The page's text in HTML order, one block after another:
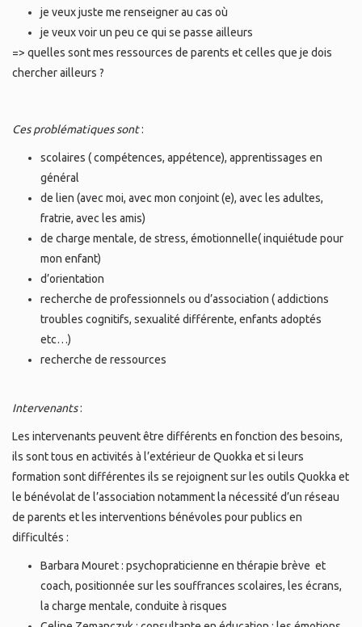
je veux juste me renseigner au cas où
je veux voir un peu ce qui se passe ailleurs
=> quelles sont mes ressources de parents et celles que je dois
chercher ailleurs ?
Ces problématiques sont:
scolaires ( compétences, appétence), apprentissages en
général
de lien (avec moi, avec mon conjoint (e), avec les adultes,
fratrie, avec les amis)
de charge mentale, de stress, émotionnelle( inquiétude pour
mon enfant)
d’orientation
recherche de professionnels ou d’association ( addictions
troubles cognitifs, sexualité différente, enfants adoptés
etc…)
recherche de ressources
Intervenants:
Les intervenants peuvent être différents en fonction des besoins,
ils sont tous en activités à l’extérieur de Quokka et si leurs
formation sont différentes ils se rejoignent sur les outils Quokka et
le bénévolat de l’association notamment la nécessité d’un réseau
de parents et les interventions bénévoles pour publics en
difficultés :
Barbara Mouret : psychopraticienne en thérapie brève et
coach, positionnée sur les souffrances scolaires, les écrans,
la charge mentale, conduite à risques